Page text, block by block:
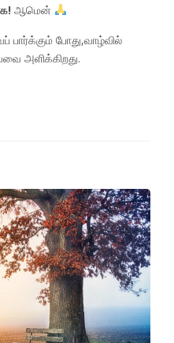
ஆமென்
பார்க்கும் போது,வாழ்வில்
அளிக்கிறது.